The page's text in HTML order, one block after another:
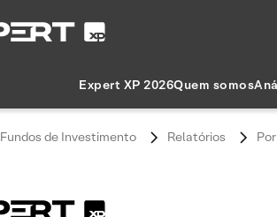
Expert XP 2026Quem somos
Fundos de Investimento Relatórios